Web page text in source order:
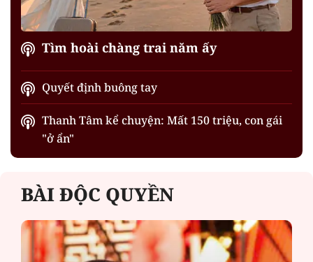
Tìm hoài chàng trai năm ấy
Quyết định buông tay
Thanh Tâm kể chuyện: Mất 150 triệu, con gái
"ở ẩn"
BÀI ĐỘC QUYỀN